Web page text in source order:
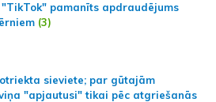
pamanīts apdraudējums
(3)
sieviete; par gūtajām
"apjautusi" tikai pēc atgriešanās